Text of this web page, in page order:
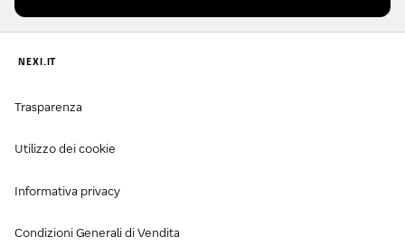
NEXI.IT
Trasparenza
Utilizzo dei cookie
Informativa privacy
Condizioni Generali di Vendita